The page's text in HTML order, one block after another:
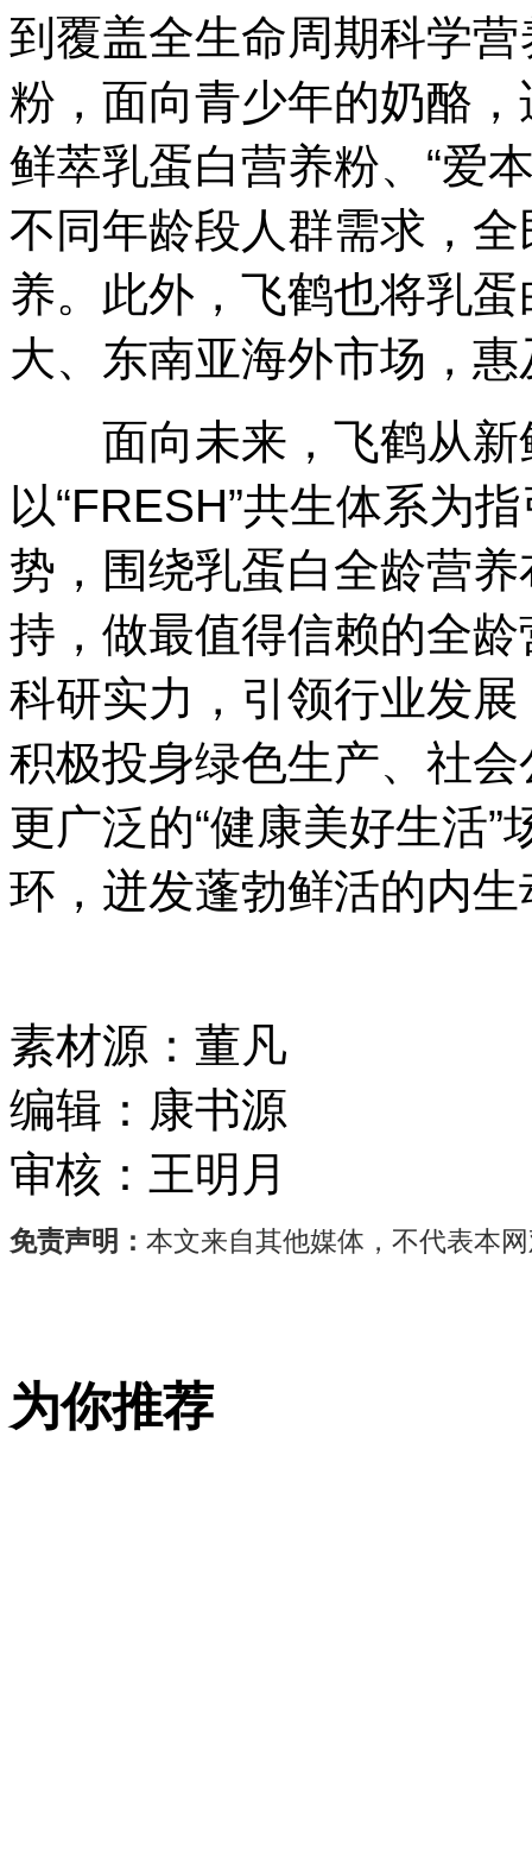
到覆盖全生命周期科学
粉，面向青少年的奶酪
鲜萃乳蛋白营养粉、“爱
不同年龄段人群需求，
养。此外，飞鹤也将乳
大、东南亚海外市场，
面向未来，飞鹤从新
以“FRESH”共生体系为
势，围绕乳蛋白全龄营
持，做最值得信赖的全
科研实力，引领行业发
积极投身绿色生产、社会
更广泛的“健康美好生活
环，迸发蓬勃鲜活的内
素材源： 董凡
编辑： 康书源
审核： 王明月
免责声明： 本文来自其他媒体，不代表本
国
飞
鹤
为你推荐